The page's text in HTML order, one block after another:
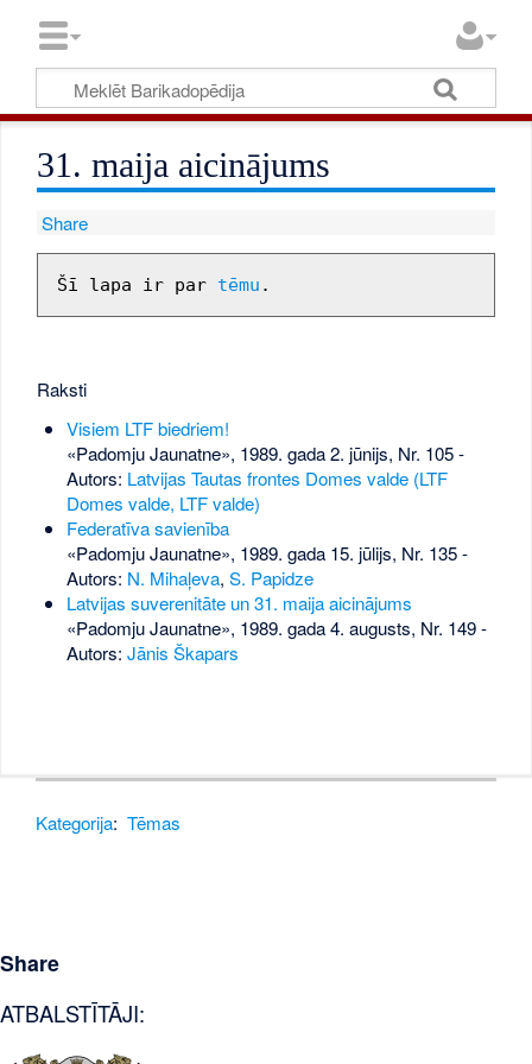
31. maija aicinājums
Share
Šī lapa ir par tēmu
Raksti
Visiem LTF biedriem!
«Padomju Jaunatne», 1989. gada 2. jūnijs, Nr. 105-
Autors: Latvijas Tautas frontes Domes valde (LTF
Domes valde, LTF valde)
Federatīva savienība
«Padomju Jaunatne», 1989. gada 15. jūlijs, Nr. 135-
Autors: N. Mihaļeva, S. Papidze
Latvijas suverenitāte un 31. maija aicinājums
«Padomju Jaunatne», 1989. gada 4. augusts, Nr. 149-
Autors: Jānis Škapars
Kategorija: Tēmas
Share
ATBALSTĪTĀJI: